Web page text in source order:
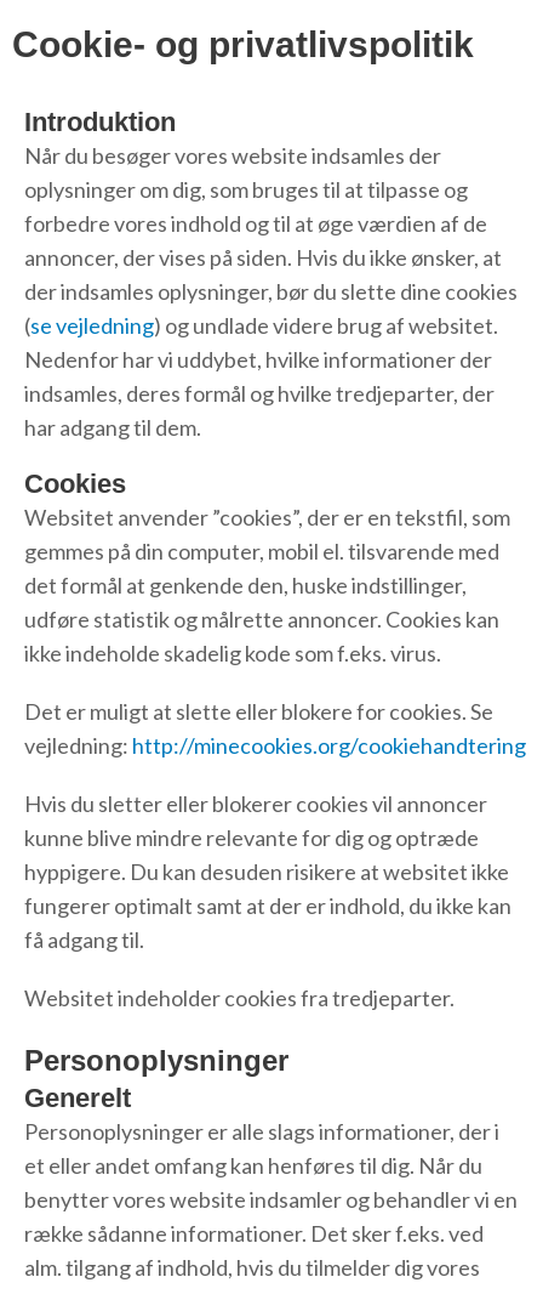
Cookie- og privatlivspolitik
Introduktion
Når du besøger vores website indsamles der
oplysninger om dig, som bruges til at tilpasse og
forbedre vores indhold og til at øge værdien af de
annoncer, der vises på siden. Hvis du ikke ønsker, at
der indsamles oplysninger, bør du slette dine cookies
(se vejledning) og undlade videre brug af websitet.
Nedenfor har vi uddybet, hvilke informationer der
indsamles, deres formål og hvilke tredjeparter, der
har adgang til dem.
Cookies
Websitet anvender ”cookies”, der er en tekstfil, som
gemmes på din computer, mobil el. tilsvarende med
det formål at genkende den, huske indstillinger,
udføre statistik og målrette annoncer. Cookies kan
ikke indeholde skadelig kode som f.eks. virus.
Det er muligt at slette eller blokere for cookies. Se
vejledning: http://minecookies.org/cookiehandtering
Hvis du sletter eller blokerer cookies vil annoncer
kunne blive mindre relevante for dig og optræde
hyppigere. Du kan desuden risikere at websitet ikke
fungerer optimalt samt at der er indhold, du ikke kan
få adgang til.
Websitet indeholder cookies fra tredjeparter.
Personoplysninger
Generelt
Personoplysninger er alle slags informationer, der i
et eller andet omfang kan henføres til dig. Når du
benytter vores website indsamler og behandler vi en
række sådanne informationer. Det sker f.eks. ved
alm. tilgang af indhold, hvis du tilmelder dig vores